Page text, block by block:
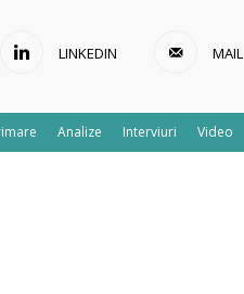
LINKEDIN MAIL
Analize Interviuri Video